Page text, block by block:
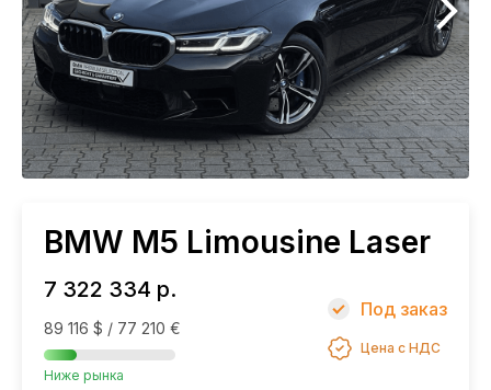
КОНТАКТЫ
О КОМПАНИИ
ОТЗЫВЫ
НОВОСТИ
BMW M5 Limousine Laser
7 322 334 р.
89 116 $ / 77 210 €
Ниже рынка
Под заказ
Цена с НДС